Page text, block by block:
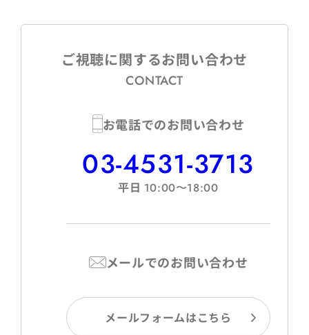
ご視聴に関するお問い合わせ
CONTACT
お電話でのお問い合わせ
03-4531-3713
平日 10:00〜18:00
メールでのお問い合わせ
メールフォームはこちら